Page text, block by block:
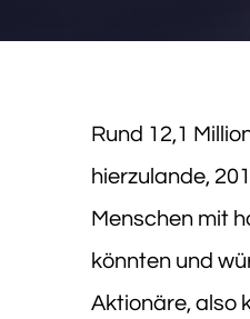
Rund 12,1
hierzulande,
Menschen mit
könnten und
Aktionäre, also